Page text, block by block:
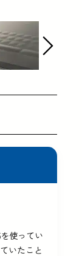
使ってい
いたこと